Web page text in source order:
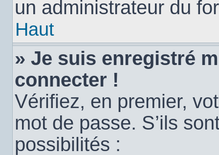
un administrateur du
Haut
» Je suis enregistré
connecter !
Vérifiez, en premier,
mot de passe. S’ils
possibilités :